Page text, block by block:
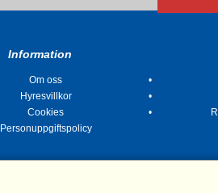
Information
Om oss
Hyresvillkor
Cookies
Personuppgiftspolicy